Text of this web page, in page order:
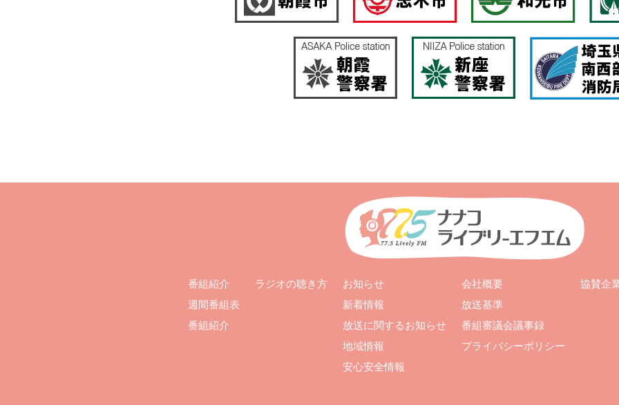
番組紹介
週間番組表
番組紹介
ラジオの聴き方
お知らせ
新着情報
放送に関するお知らせ
地域情報
安心安全情報
会社概要
放送基準
番組審議会議事録
プライバシーポリシー
協賛企